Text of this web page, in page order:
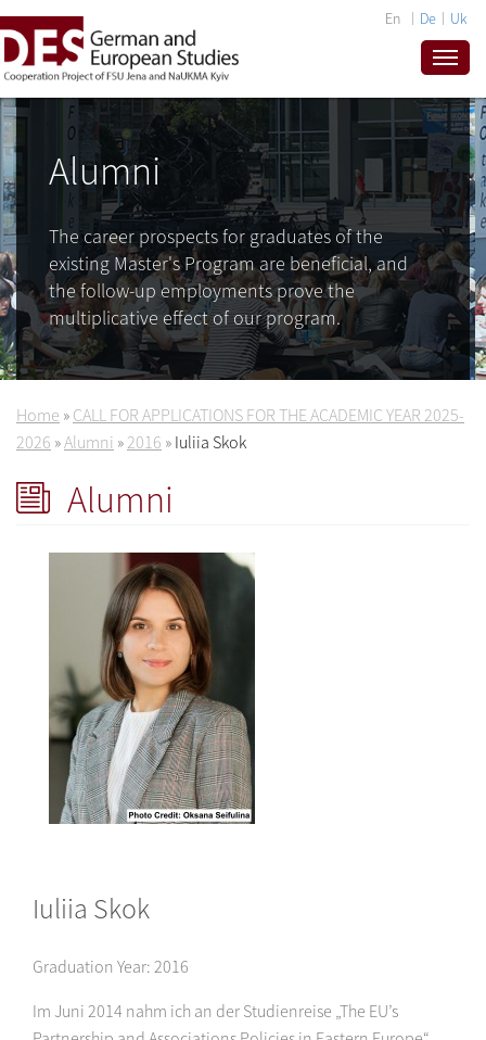
En De Uk
Alumni
The career prospects for graduates of the
existing Master's Program are beneficial, and
the follow-up employments prove the
multiplicative effect of our program.
Home » CALL FOR APPLICATIONS FOR THE ACADEMIC YEAR 2025-
2026 »Alumni » 2016 » Iuliia Skok
Alumni
Iuliia Skok
Graduation Year: 2016
Im Juni 2014 nahm ich an der Studienreise „The EU’s